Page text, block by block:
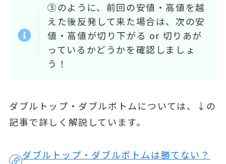
③のように、前回の安値・高値を越
えた後反発して来た場合は、次の安
値・高値が切り下がる or 切りあが
っているかどうかを確認しましょ
う！
ダブルトップ・ダブルボトムについては、↓の
記事で詳しく解説しています。
ダブルトップ・ダブルボトムは勝てない？